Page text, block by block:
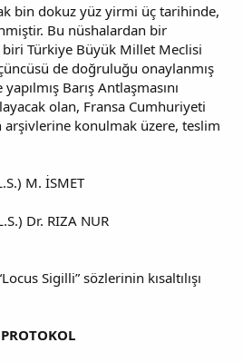
bin dokuz yüz yirmi üç tarihinde,
Bu nüshalardan bir
Türkiye Büyük Millet Meclisi
de doğruluğu onaylanmış
Barış Antlaşmasını
olan, Fransa Cumhuriyeti
konulmak üzere, teslim
M. İSMET
Dr. RIZA NUR
Sigilli” sözlerinin kısaltılışı
PROTOKOL